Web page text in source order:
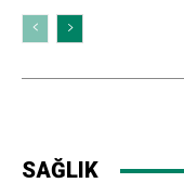
SAĞLIK